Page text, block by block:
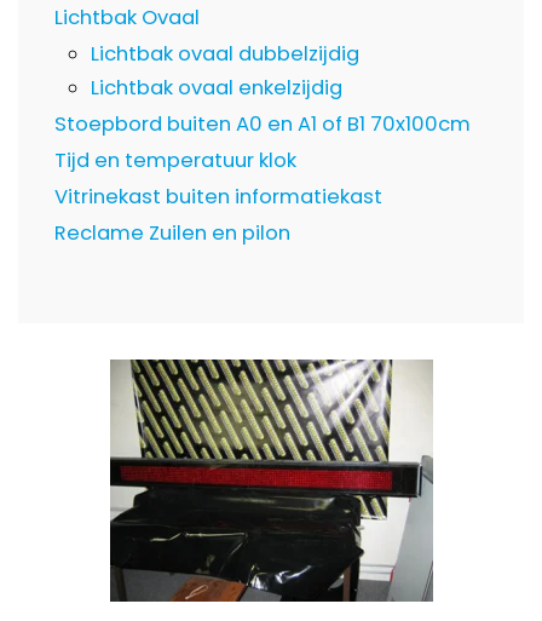
Lichtbak Ovaal
Lichtbak ovaal dubbelzijdig
Lichtbak ovaal enkelzijdig
Stoepbord buiten A0 en A1 of B1 70x100cm
Tijd en temperatuur klok
Vitrinekast buiten informatiekast
Reclame Zuilen en pilon